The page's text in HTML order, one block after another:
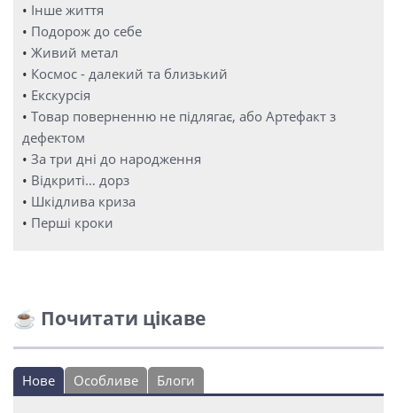
• Інше життя
• Подорож до себе
• Живий метал
• Космос - далекий та близький
• Екскурсія
• Товар поверненню не підлягає, або Артефакт з
дефектом
• За три дні до народження
• Відкриті… дорз
• Шкідлива криза
• Перші кроки
☕ Почитати цікаве
Нове Особливе Блоги